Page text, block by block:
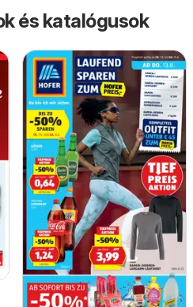
és katalógusok